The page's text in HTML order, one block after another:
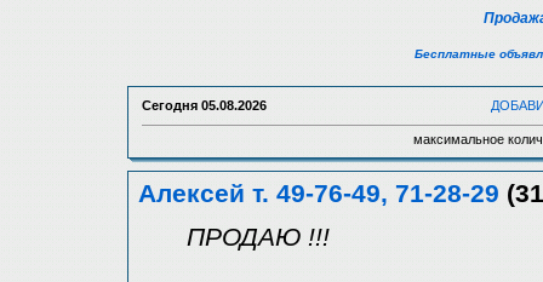
Бесплатные
Сегодня 05.08.2026
максимальное
Алексей т. 49-76-49, 71-28-29
ПРОДАЮ !!!